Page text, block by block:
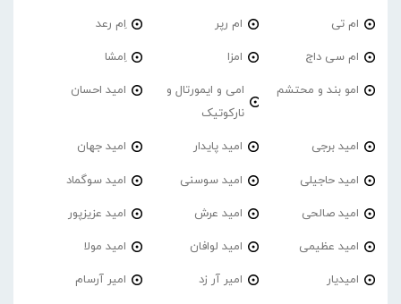
ام تی ام رپر اِم رعد
ام سی داج امزا اِمشا
امو بند و محتشم
امی و ایمورتال و
نارکوتیک
امید احسان
امید برجی امید پایدار امید جهان
امید حاجیلی امید سوسنی امید سوگماد
امید صالحی امید عرش امید عزیزپور
امید عظیمی امید لوافان امید مولا
امیدیار امیر آر زد امیر آرسام